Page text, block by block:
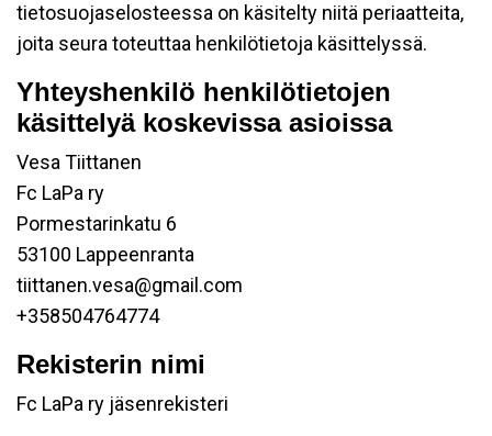
tietosuojaselosteessa on käsitelty niitä periaatteita,
joita seura toteuttaa henkilötietoja käsittelyssä.
Yhteyshenkilö henkilötietojen
käsittelyä koskevissa asioissa
Vesa Tiittanen
Fc LaPa ry
Pormestarinkatu 6
53100 Lappeenranta
tiittanen.vesa@gmail.com
+358504764774
Rekisterin nimi
Fc LaPa ry jäsenrekisteri